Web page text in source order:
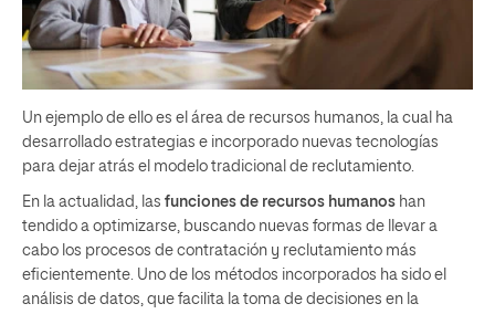
Un ejemplo de ello es el área de recursos humanos, la cual ha
desarrollado estrategias e incorporado nuevas tecnologías
para dejar atrás el modelo tradicional de reclutamiento.
En la actualidad, las funciones de recursos humanos han
tendido a optimizarse, buscando nuevas formas de llevar a
cabo los procesos de contratación y reclutamiento más
eficientemente. Uno de los métodos incorporados ha sido el
análisis de datos, que facilita la toma de decisiones en la